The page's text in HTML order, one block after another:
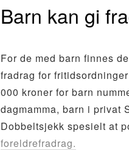
Barn kan gi
For de med barn finnes
fradrag for
000 kroner for barn
dagmamma, barn i privat
Dobbeltsjekk spesielt at
foreldrefradrag.